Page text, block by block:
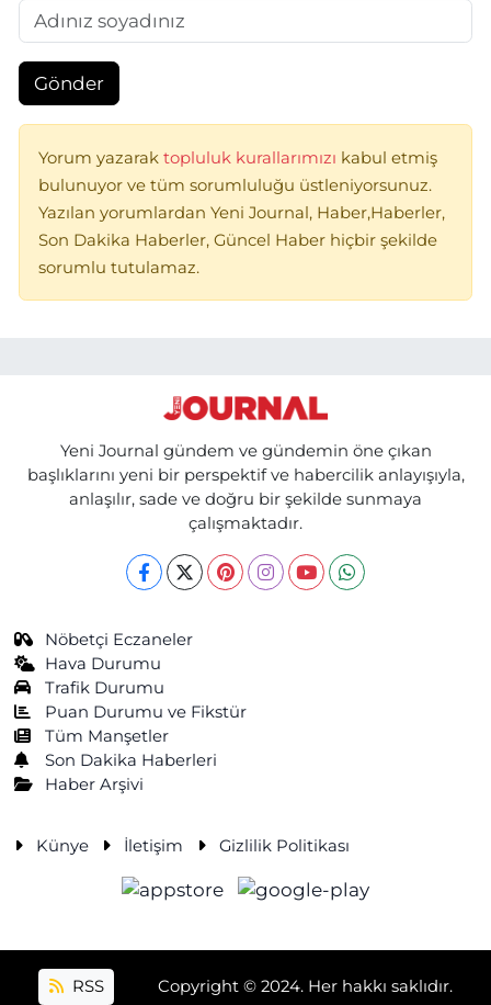
Gönder
Yorum yazarak topluluk kurallarımızı kabul etmiş
bulunuyor ve tüm sorumluluğu üstleniyorsunuz.
Yazılan yorumlardan Yeni Journal, Haber,Haberler,
Son Dakika Haberler, Güncel Haber hiçbir şekilde
sorumlu tutulamaz.
Yeni Journal gündem ve gündemin öne çıkan
başlıklarını yeni bir perspektif ve habercilik anlayışıyla,
anlaşılır, sade ve doğru bir şekilde sunmaya
çalışmaktadır.
Nöbetçi Eczaneler
Hava Durumu
Trafik Durumu
Puan Durumu ve Fikstür
Tüm Manşetler
Son Dakika Haberleri
Haber Arşivi
Künye İletişim Gizlilik Politikası
RSS Copyright © 2024. Her hakkı saklıdır.